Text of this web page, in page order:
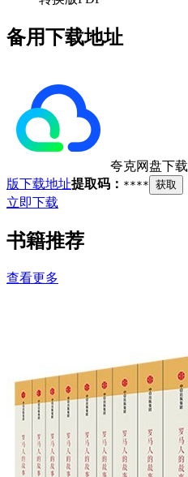
备用下载地址
夸克网盘下载
版下载地址提取码： **** 获取
立即下载
书籍推荐
查看更多